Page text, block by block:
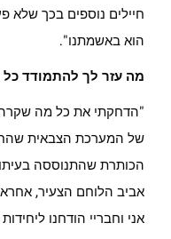
חיילים נוספים בכך שלא
הוא באשמתנו".
מה עזר לך להתמודד כל
"הדחקתי את כל מה שקרה.
של המערכת הצבאית
הכותרת שהתנוססה
אביב הלוחם הצעיר, אחראי
אני וחבריי הודחנו